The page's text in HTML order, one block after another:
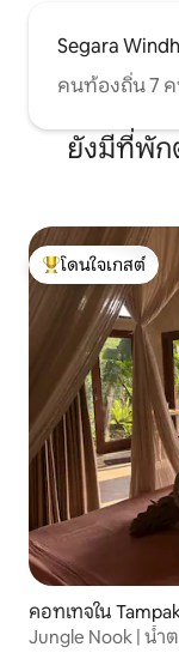
Segara
คนท้องถิ่น 7
ยังมีที่พัก
โดนใจเกสต์ที่สุด
โดนใจเกสต์
คอทเทจใน
Jungle Nook | น้ำ